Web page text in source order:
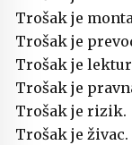
Trošak je
Trošak je
Trošak je
Trošak je
Trošak je rizik.
Trošak je živac.